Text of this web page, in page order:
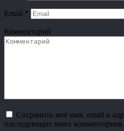
Email *
Комментарий
Сохранить моё имя, email и
последующих моих комментариев.